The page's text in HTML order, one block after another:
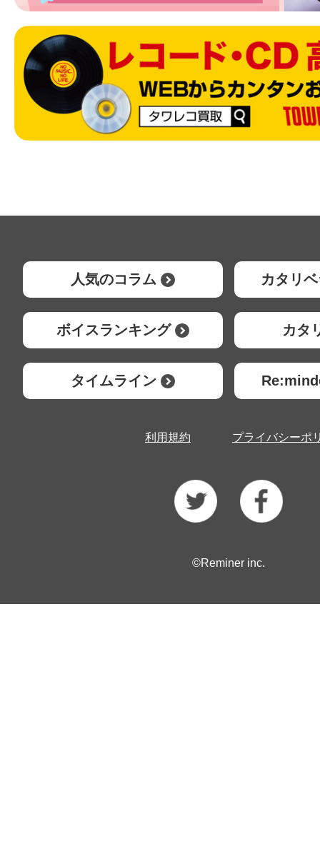
人気のコラム カタリ
ボイスランキング カタ
タイムライン
利用規約 プライバシーポ
©Reminer inc.